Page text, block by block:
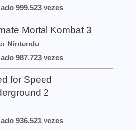
999.523 vezes
Mortal Kombat 3
Nintendo
987.723 vezes
for Speed
2
936.521 vezes